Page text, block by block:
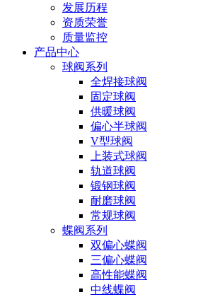
发展历程
资质荣誉
质量监控
产品中心
球阀系列
全焊接球阀
固定球阀
供暖球阀
偏心半球阀
V型球阀
上装式球阀
轨道球阀
锻钢球阀
耐磨球阀
常规球阀
蝶阀系列
双偏心蝶阀
三偏心蝶阀
高性能蝶阀
中线蝶阀